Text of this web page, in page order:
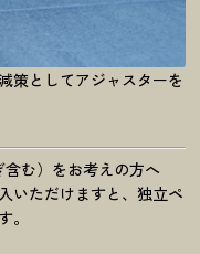
策としてアジャスターを
む）をお考えの方へ
いただけますと、独立ペ
。